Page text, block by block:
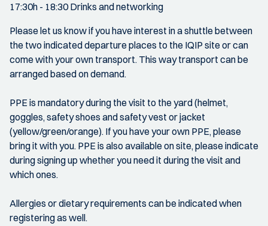
17:30h - 18:30 Drinks and networking
Please let us know if you have interest in a shuttle between
the two indicated departure places to the IQIP site or can
come with your own transport. This way transport can be
arranged based on demand.
PPE is mandatory during the visit to the yard (helmet,
goggles, safety shoes and safety vest or jacket
(yellow/green/orange). If you have your own PPE, please
bring it with you. PPE is also available on site, please indicate
during signing up whether you need it during the visit and
which ones.
Allergies or dietary requirements can be indicated when
registering as well.